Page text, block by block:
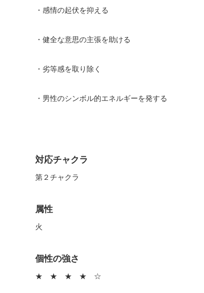
・感情の起伏を抑える
・健全な意思の主張を助ける
・劣等感を取り除く
・男性のシンボル的エネルギーを発する
対応チャクラ
第２チャクラ
属性
火
個性の強さ
★ ★ ★ ★ ☆